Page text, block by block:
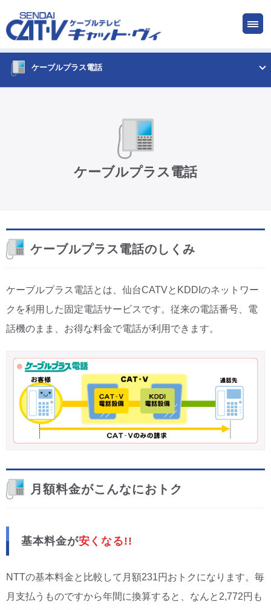
ケーブルプラス電話
ケーブルプラス電話
ケーブルプラス電話のしくみ
ケーブルプラス電話とは、仙台CATVとKDDIのネットワー
クを利用した固定電話サービスです。従来の電話番号、電
話機のまま、お得な料金で電話が利用できます。
月額料金がこんなにおトク
基本料金が安くなる!!
NTTの基本料金と比較して月額231円おトクになります。毎
月支払うものですから年間に換算すると、なんと2,772円も
お申し込み
ご検討中の方
サービス